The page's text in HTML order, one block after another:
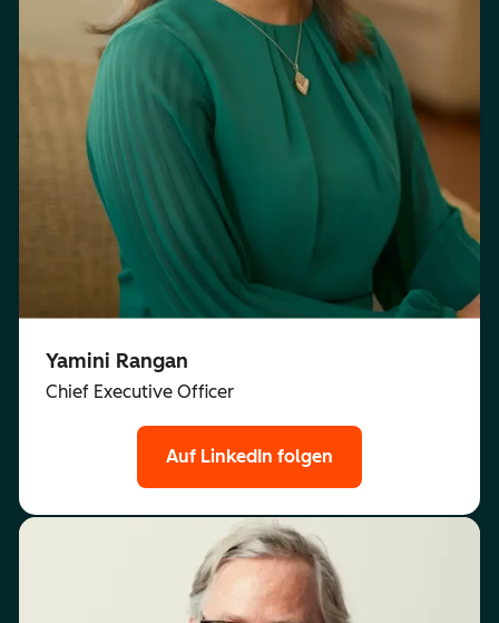
Yamini Rangan
Chief Executive Officer
Auf LinkedIn folgen